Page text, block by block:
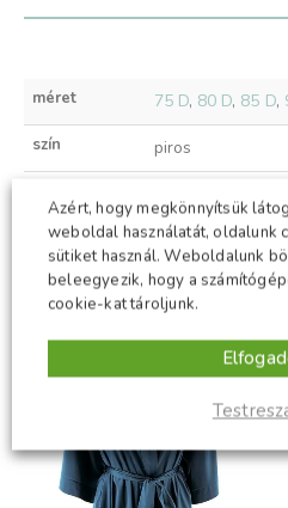
méret 75 D, 80 D, 85 D,
szín piros
KAPCSOLÓDÓ TERMÉKEK
Azért, hogy megkönnyítsük
weboldal használatát, oldalunk
sütiket használ. Weboldalunk
beleegyezik, hogy a
cookie-kat tároljunk.